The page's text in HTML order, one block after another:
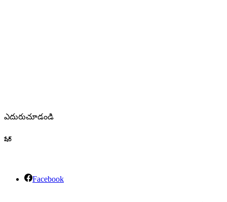
ఎదురుచూడండి
షేర్
Facebook